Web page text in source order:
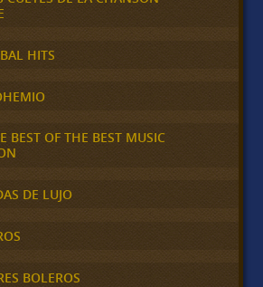
HITS
BEST OF THE BEST MUSIC
DE LUJO
BOLEROS